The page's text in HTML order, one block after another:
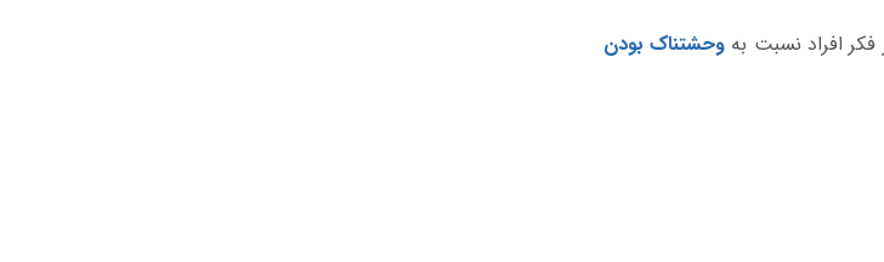
افراد نسبت به وحشتناک بودن